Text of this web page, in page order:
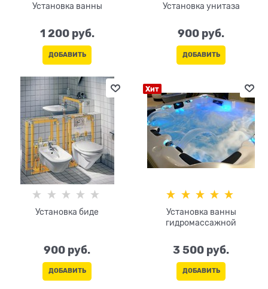
Установка ванны
1 200 руб.
ДОБАВИТЬ
Установка унитаза
900 руб.
ДОБАВИТЬ
Установка биде
900 руб.
ДОБАВИТЬ
Хит
Установка ванны
гидромассажной
3 500 руб.
ДОБАВИТЬ